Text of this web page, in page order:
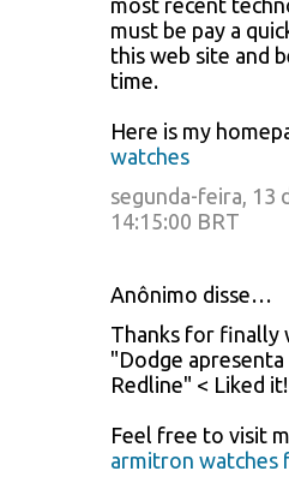
must be pay a
this web site and
time.
Here is my
watches
segunda-feira, 13
14:15:00 BRT
Anônimo disse…
Thanks for finally
"Dodge
Redline" < Liked it!
Feel free to visit
armitron watches